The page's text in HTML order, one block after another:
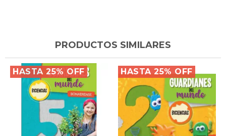
PRODUCTOS SIMILARES
HASTA 25% OFF HASTA 25% OFF